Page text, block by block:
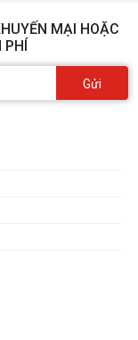
MẠI HOẶC
PHÍ
Gửi